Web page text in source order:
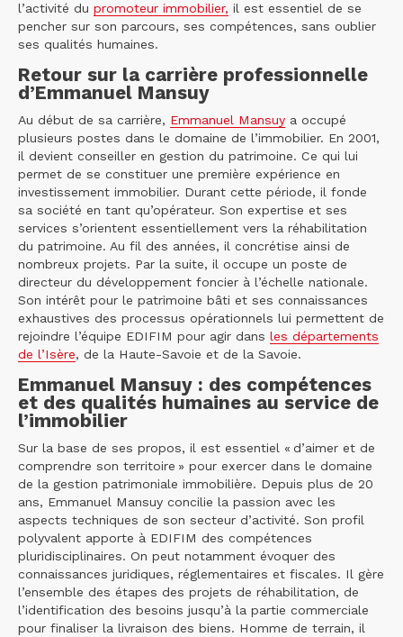
l’activité du promoteur immobilier, il est essentiel de se
pencher sur son parcours, ses compétences, sans oublier
ses qualités humaines.
Retour sur la carrière professionnelle
d’Emmanuel Mansuy
Au début de sa carrière, Emmanuel Mansuy a occupé
plusieurs postes dans le domaine de l’immobilier. En 2001,
il devient conseiller en gestion du patrimoine. Ce qui lui
permet de se constituer une première expérience en
investissement immobilier. Durant cette période, il fonde
sa société en tant qu’opérateur. Son expertise et ses
services s’orientent essentiellement vers la réhabilitation
du patrimoine. Au fil des années, il concrétise ainsi de
nombreux projets. Par la suite, il occupe un poste de
directeur du développement foncier à l’échelle nationale.
Son intérêt pour le patrimoine bâti et ses connaissances
exhaustives des processus opérationnels lui permettent de
rejoindre l’équipe EDIFIM pour agir dans les départements
de l’Isère, de la Haute-Savoie et de la Savoie.
Emmanuel Mansuy : des compétences
et des qualités humaines au service de
l’immobilier
Sur la base de ses propos, il est essentiel « d’aimer et de
comprendre son territoire » pour exercer dans le domaine
de la gestion patrimoniale immobilière. Depuis plus de 20
ans, Emmanuel Mansuy concilie la passion avec les
aspects techniques de son secteur d’activité. Son profil
polyvalent apporte à EDIFIM des compétences
pluridisciplinaires. On peut notamment évoquer des
connaissances juridiques, réglementaires et fiscales. Il gère
l’ensemble des étapes des projets de réhabilitation, de
l’identification des besoins jusqu’à la partie commerciale
pour finaliser la livraison des biens. Homme de terrain, il